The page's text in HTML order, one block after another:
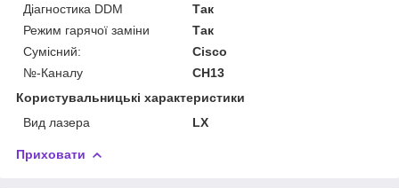
Діагностика DDM
Так
Режим гарячої заміни
Так
Сумісний:
Cisco
№-Каналу
CH13
Користувальницькі характеристики
Вид лазера
LX
Приховати